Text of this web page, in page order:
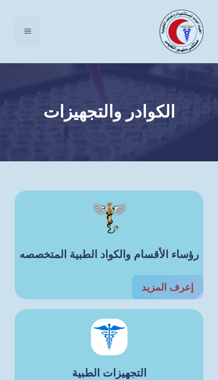
المحتوى
القائمة
الكوادر والتجهيزات
رؤساء الأقسام والكواد الطبية المتخصصه
إعرف المزيد
التجهيزات الطبية